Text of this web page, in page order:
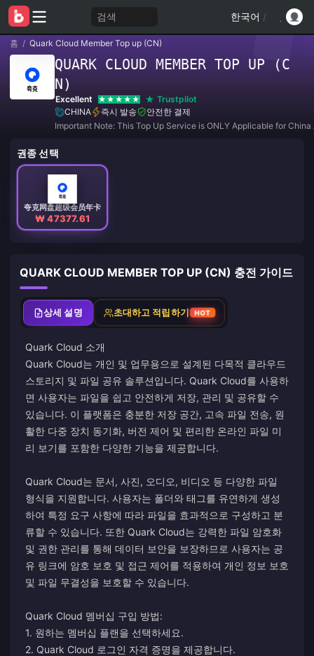
검색 한국어 /
홈 / Quark Cloud Member Top up (CN)
QUARK CLOUD MEMBER TOP UP (C
N)
Excellent
Trustpilot
CHINA
즉시 발송
안전한 결제
Important Note: This Top Up Service is ONLY Applicable for
권종 선택
夸克网盘超级会员年卡
₩ 47377.61
QUARK CLOUD MEMBER TOP UP (CN) 충전 가이드
상세 설명 초대하고 적립하기 HOT
Quark Cloud 소개
Quark Cloud는 개인 및 업무용으로 설계된 다목적 클라우드
스토리지 및 파일 공유 솔루션입니다. Quark Cloud를 사용하
면 사용자는 파일을 쉽고 안전하게 저장, 관리 및 공유할 수
있습니다. 이 플랫폼은 충분한 저장 공간, 고속 파일 전송, 원
활한 다중 장치 동기화, 버전 제어 및 편리한 온라인 파일 미
리 보기를 포함한 다양한 기능을 제공합니다.
Quark Cloud는 문서, 사진, 오디오, 비디오 등 다양한 파일
형식을 지원합니다. 사용자는 폴더와 태그를 유연하게 생성
하여 특정 요구 사항에 따라 파일을 효과적으로 구성하고 분
류할 수 있습니다. 또한 Quark Cloud는 강력한 파일 암호화
및 권한 관리를 통해 데이터 보안을 보장하므로 사용자는 공
유 링크에 암호 보호 및 접근 제어를 적용하여 개인 정보 보호
및 파일 무결성을 보호할 수 있습니다.
Quark Cloud 멤버십 구입 방법:
1. 원하는 멤버십 플랜을 선택하세요.
2. Quark Cloud 로그인 자격 증명을 제공합니다.